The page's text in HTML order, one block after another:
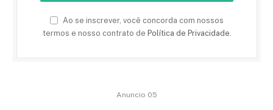
Ao se inscrever, você concorda com nossos
termos e nosso contrato de Política de Privacidade.
Anuncio 05